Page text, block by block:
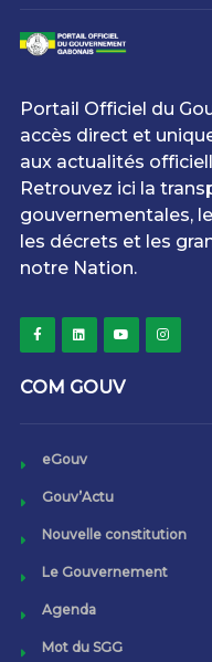
Portail Officiel du
accès direct et
aux actualités
Retrouvez ici la
gouvernementales,
les décrets et les
notre Nation.
COM GOUV
eGouv
Gouv’Actu
Nouvelle constitution
Le Gouvernement
Agenda
Mot du SGG